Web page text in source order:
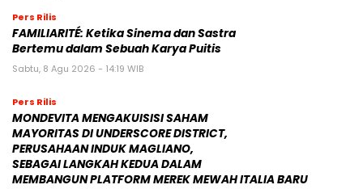
Pers Rilis
FAMILIARITÉ: Ketika Sinema dan Sastra
Bertemu dalam Sebuah Karya Puitis
Sabtu, 8 Agu 2026 - 14:19 WIB
Pers Rilis
MONDEVITA MENGAKUISISI SAHAM
MAYORITAS DI UNDERSCORE DISTRICT,
PERUSAHAAN INDUK MAGLIANO,
SEBAGAI LANGKAH KEDUA DALAM
MEMBANGUN PLATFORM MEREK MEWAH ITALIA BARU